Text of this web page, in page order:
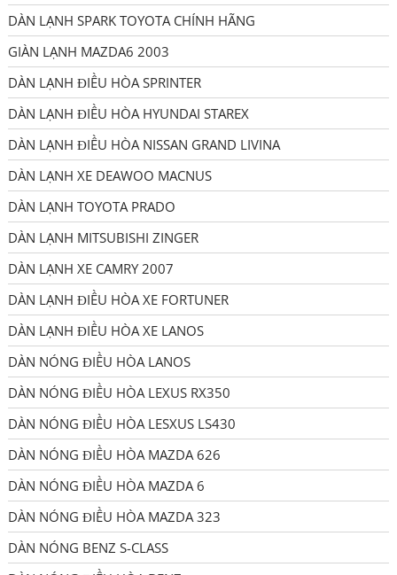
DÀN LẠNH SPARK TOYOTA CHÍNH HÃNG
GIÀN LẠNH MAZDA6 2003
DÀN LẠNH ĐIỀU HÒA SPRINTER
DÀN LẠNH ĐIỀU HÒA HYUNDAI STAREX
DÀN LẠNH ĐIỀU HÒA NISSAN GRAND LIVINA
DÀN LẠNH XE DEAWOO MACNUS
DÀN LẠNH TOYOTA PRADO
DÀN LẠNH MITSUBISHI ZINGER
DÀN LẠNH XE CAMRY 2007
DÀN LẠNH ĐIỀU HÒA XE FORTUNER
DÀN LẠNH ĐIỀU HÒA XE LANOS
DÀN NÓNG ĐIỀU HÒA LANOS
DÀN NÓNG ĐIỀU HÒA LEXUS RX350
DÀN NÓNG ĐIỀU HÒA LESXUS LS430
DÀN NÓNG ĐIỀU HÒA MAZDA 626
DÀN NÓNG ĐIỀU HÒA MAZDA 6
DÀN NÓNG ĐIỀU HÒA MAZDA 323
DÀN NÓNG BENZ S-CLASS